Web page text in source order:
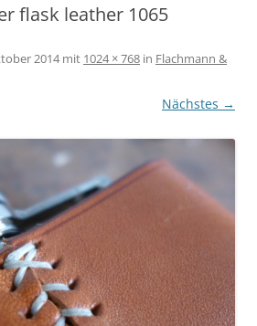
flask leather 1065
2014mit 1024 × 768 in Flachmann &
Nächstes →